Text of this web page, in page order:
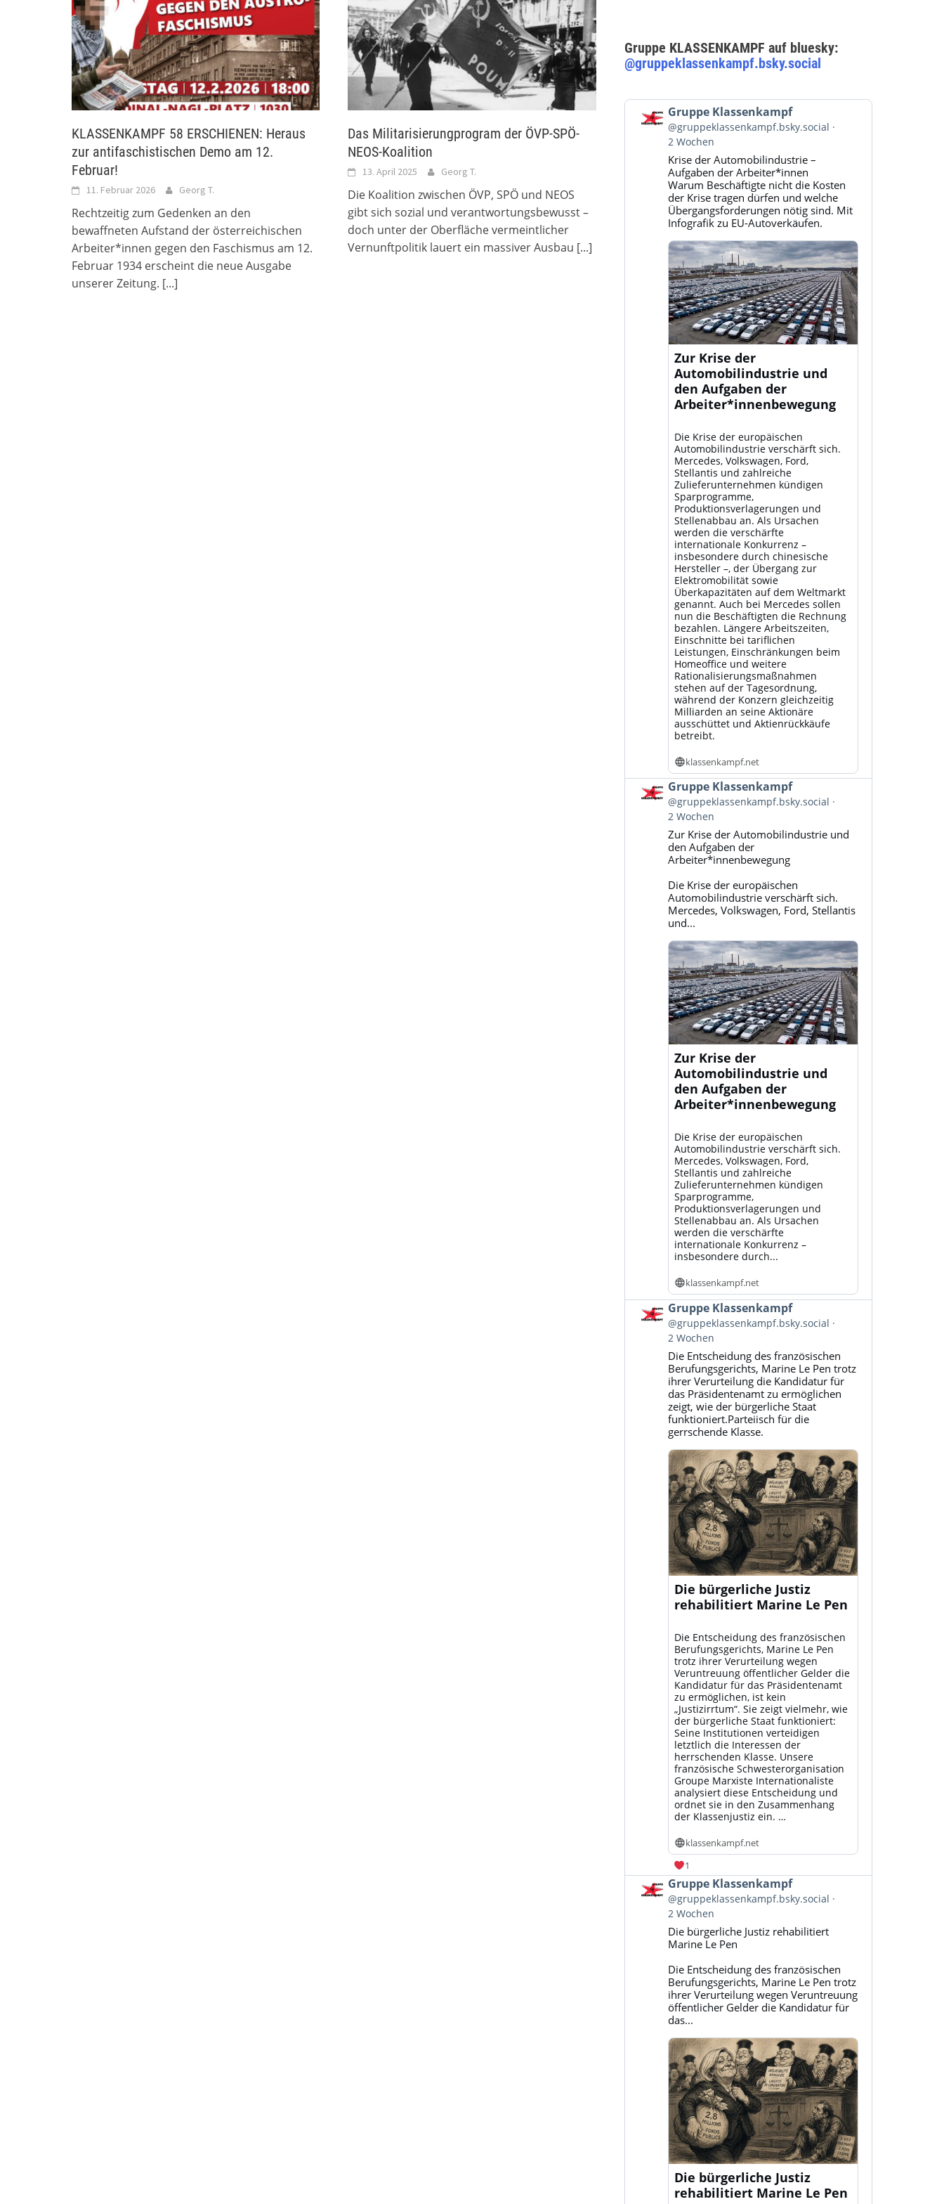
KLASSENKAMPF 58 ERSCHIENEN: Heraus
zur antifaschistischen Demo am 12.
Februar!
11. Februar 2026 Georg T.
Rechtzeitig zum Gedenken an den
bewaffneten Aufstand der österreichischen
Arbeiter*innen gegen den Faschismus am 12.
Februar 1934 erscheint die neue Ausgabe
unserer Zeitung. [...]
Das Militarisierungprogram der ÖVP-SPÖ-
NEOS-Koalition
13. April 2025 Georg T.
Die Koalition zwischen ÖVP, SPÖ und NEOS
gibt sich sozial und verantwortungsbewusst –
doch unter der Oberfläche vermeintlicher
Vernunftpolitik lauert ein massiver Ausbau [...]
Gruppe KLASSENKAMPF auf bluesky:
@gruppeklassenkampf.bsky.social
Beitrag
von
Gruppe
Klassenkampf
Bluesky
ansehen
Gruppe Klassenkampf
@gruppeklassenkampf.bsky.social
2 Wochen
Krise der Automobilindustrie –
Aufgaben der Arbeiter*innen
Warum Beschäftigte nicht die Kosten
der Krise tragen dürfen und welche
Übergangsforderungen nötig sind. Mit
Infografik zu EU-Autoverkäufen.
Zur Krise der
Automobilindustrie und
den Aufgaben der
Arbeiter*innenbewegung
Die Krise der europäischen
Automobilindustrie verschärft sich.
Mercedes, Volkswagen, Ford,
Stellantis und zahlreiche
Zulieferunternehmen kündigen
Sparprogramme,
Produktionsverlagerungen und
Stellenabbau an. Als Ursachen
werden die verschärfte
internationale Konkurrenz –
insbesondere durch chinesische
Hersteller –, der Übergang zur
Elektromobilität sowie
Überkapazitäten auf dem Weltmarkt
genannt. Auch bei Mercedes sollen
nun die Beschäftigten die Rechnung
bezahlen. Längere Arbeitszeiten,
Einschnitte bei tariflichen
Leistungen, Einschränkungen beim
Homeoffice und weitere
Rationalisierungsmaßnahmen
stehen auf der Tagesordnung,
während der Konzern gleichzeitig
Milliarden an seine Aktionäre
ausschüttet und Aktienrückkäufe
betreibt.
klassenkampf.net
Beitrag
von
Gruppe
Klassenkampf
Bluesky
Gruppe Klassenkampf
@gruppeklassenkampf.bsky.social
2 Wochen
Zur Krise der Automobilindustrie und
den Aufgaben der
Arbeiter*innenbewegung
Die Krise der europäischen
Automobilindustrie verschärft sich.
Mercedes, Volkswagen, Ford, Stellantis
und...
Zur Krise der
Automobilindustrie und
den Aufgaben der
Arbeiter*innenbewegung
Die Krise der europäischen
Automobilindustrie verschärft sich.
Mercedes, Volkswagen, Ford,
Stellantis und zahlreiche
Zulieferunternehmen kündigen
Sparprogramme,
Produktionsverlagerungen und
Stellenabbau an. Als Ursachen
werden die verschärfte
internationale Konkurrenz –
insbesondere durch...
klassenkampf.net
Beitrag
von
Gruppe
Klassenkampf
Bluesky
ansehen
Gruppe Klassenkampf
@gruppeklassenkampf.bsky.social
2 Wochen
Die Entscheidung des französischen
Berufungsgerichts, Marine Le Pen trotz
ihrer Verurteilung die Kandidatur für
das Präsidentenamt zu ermöglichen
zeigt, wie der bürgerliche Staat
funktioniert.Parteiisch für die
gerrschende Klasse.
Die bürgerliche Justiz
rehabilitiert Marine Le Pen
Die Entscheidung des französischen
Berufungsgerichts, Marine Le Pen
trotz ihrer Verurteilung wegen
Veruntreuung öffentlicher Gelder die
Kandidatur für das Präsidentenamt
zu ermöglichen, ist kein
„Justizirrtum“. Sie zeigt vielmehr, wie
der bürgerliche Staat funktioniert:
Seine Institutionen verteidigen
letztlich die Interessen der
herrschenden Klasse. Unsere
französische Schwesterorganisation
Groupe Marxiste Internationaliste
analysiert diese Entscheidung und
ordnet sie in den Zusammenhang
der Klassenjustiz ein. …
klassenkampf.net
1
Beitrag
von
Gruppe
Klassenkampf
Bluesky
ansehen
Gruppe Klassenkampf
@gruppeklassenkampf.bsky.social
2 Wochen
Die bürgerliche Justiz rehabilitiert
Marine Le Pen
Die Entscheidung des französischen
Berufungsgerichts, Marine Le Pen trotz
ihrer Verurteilung wegen Veruntreuung
öffentlicher Gelder die Kandidatur für
das...
Die bürgerliche Justiz
rehabilitiert Marine Le Pen